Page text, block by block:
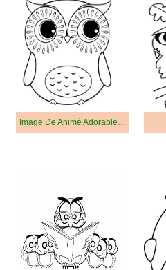
Image De Animé Adorable Hibou